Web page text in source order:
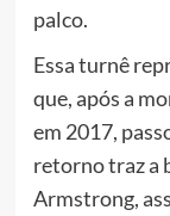
palco.
Essa turnê
que, após a
em 2017,
retorno traz a
Armstrong,